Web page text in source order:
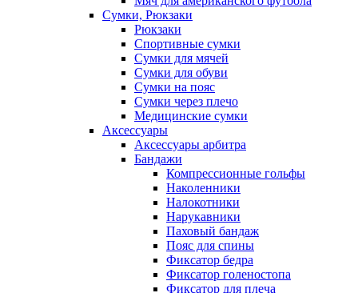
Сумки, Рюкзаки
Рюкзаки
Спортивные сумки
Сумки для мячей
Сумки для обуви
Сумки на пояс
Сумки через плечо
Медицинские сумки
Аксессуары
Аксессуары арбитра
Бандажи
Компрессионные гольфы
Наколенники
Налокотники
Нарукавники
Паховый бандаж
Пояс для спины
Фиксатор бедра
Фиксатор голеностопа
Фиксатор для плеча